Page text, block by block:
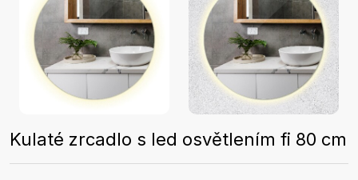
Kulaté zrcadlo s led osvětlením fi 80 cm